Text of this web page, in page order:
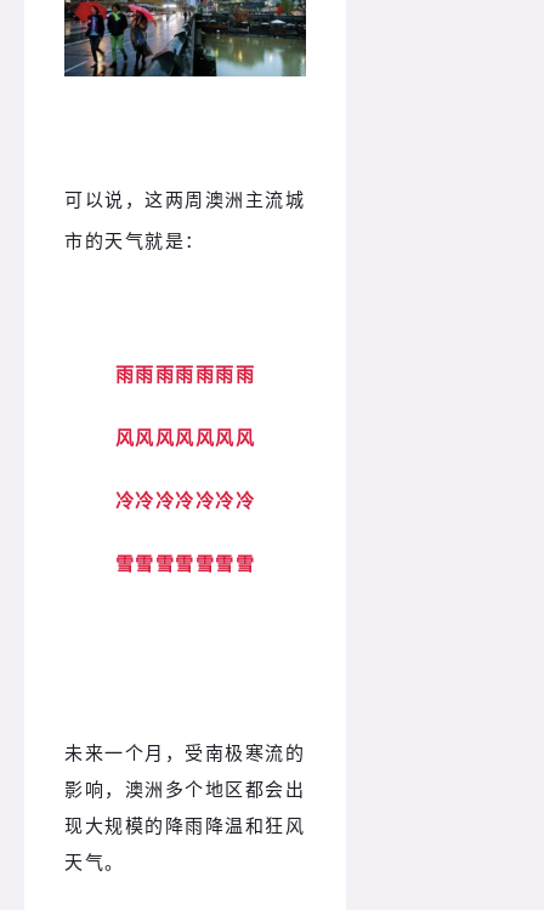
可以说，这两周澳洲主流城
市的天气就是：
雨雨雨雨雨雨雨
风风风风风风风
冷冷冷冷冷冷冷
雪雪雪雪雪雪雪
未来一个月，受南极寒流的
影响，澳洲多个地区都会出
现大规模的降雨降温和狂风
天气。